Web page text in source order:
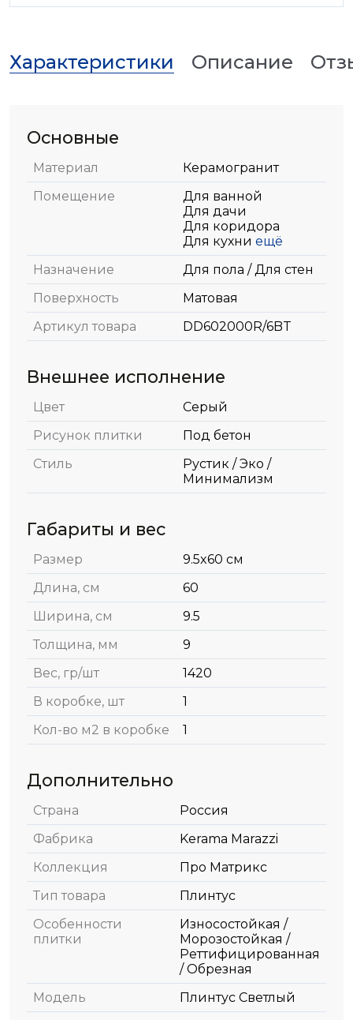
Характеристики Описание
Основные
Материал
Керамогранит
Помещение
Для ванной
Для дачи
Для коридора
Для кухни ещё
Назначение
Для пола / Для стен
Поверхность
Матовая
Артикул товара
DD602000R/6BT
Внешнее исполнение
Цвет
Серый
Рисунок плитки
Под бетон
Стиль
Рустик / Эко /
Минимализм
Габариты и вес
Размер
9.5x60 см
Длина, см
60
Ширина, см
9.5
Толщина, мм
9
Вес, гр/шт
1420
В коробке, шт
1
Кол-во м2 в коробке
1
Дополнительно
Страна
Россия
Фабрика
Kerama Marazzi
Коллекция
Про Матрикс
Тип товара
Плинтус
Особенности
плитки
Износостойкая /
Морозостойкая /
Реттифицированная
/ Обрезная
Модель
Плинтус Светлый